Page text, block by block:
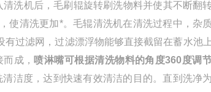
清洗机后，毛刷辊旋转刷洗物料并使其不断翻
使清洗更加*。毛辊清洗机在清洗过程中，杂
过滤网，过滤漂浮物能够直接截留在蓄水池
成， 喷淋嘴可根据清洗物料的角度360度调
洁度，达到快速有效清洁的目的。直到洗净